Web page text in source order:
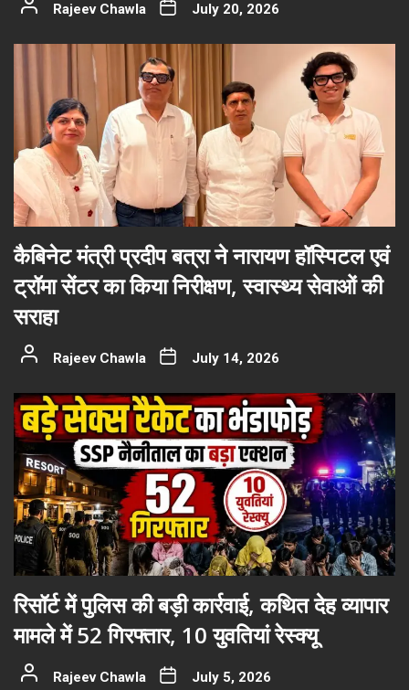
Rajeev Chawla July 20, 2026
कैबिनेट मंत्री प्रदीप बत्रा ने नारायण हॉस्पिटल एवं
ट्रॉमा सेंटर का किया निरीक्षण, स्वास्थ्य सेवाओं की
सराहा
Rajeev Chawla July 14, 2026
रिसॉर्ट में पुलिस की बड़ी कार्रवाई, कथित देह व्यापार
मामले में 52 गिरफ्तार, 10 युवतियां रेस्क्यू
Rajeev Chawla July 5, 2026